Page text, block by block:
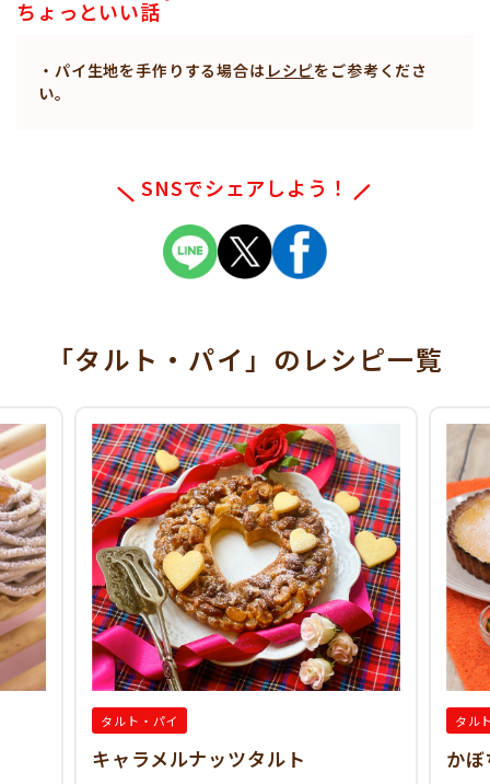
ちょっといい話
・パイ生地を手作りする場合は レシピをご参考くださ
い。
SNSでシェアしよう！
「タルト・パイ」 のレシピ一覧
タルト・パイ
キャラメルナッツタルト
タル
か